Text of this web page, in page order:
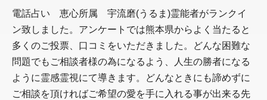
電話占い 恵心所属 宇流磨(うるま)霊能者がランクイ
ン致しました。アンケートでは熊本県からよく当たると
多くのご投票、口コミをいただきました。どんな困難な
問題でもご相談者様の為になるよう、人生の勝者になる
ように霊感霊視にて導きます。どんなときにも諦めずに
ご相談を頂ければご希望の愛を手に入れる事が出来る先